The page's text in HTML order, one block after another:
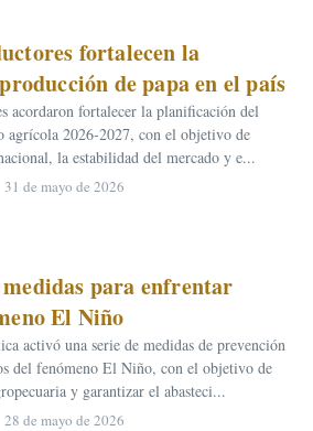
fortalecen la
de papa en el país
acordaron fortalecer la planificación del
agrícola 2026-2027, con el objetivo de
la estabilidad del mercado y e...
31 de mayo de 2026
para enfrentar
El Niño
activó una serie de medidas de prevención
del fenómeno El Niño, con el objetivo de
y garantizar el abasteci...
28 de mayo de 2026